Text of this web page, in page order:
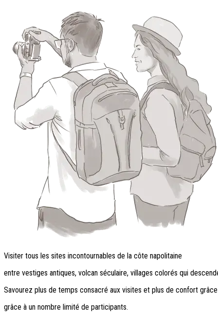
Visiter tous les sites incontournables de la côte napolitaine
entre vestiges antiques, volcan séculaire, villages colorés qui
Savourez plus de temps consacré aux visites et plus de confort
grâce à un nombre limité de participants.